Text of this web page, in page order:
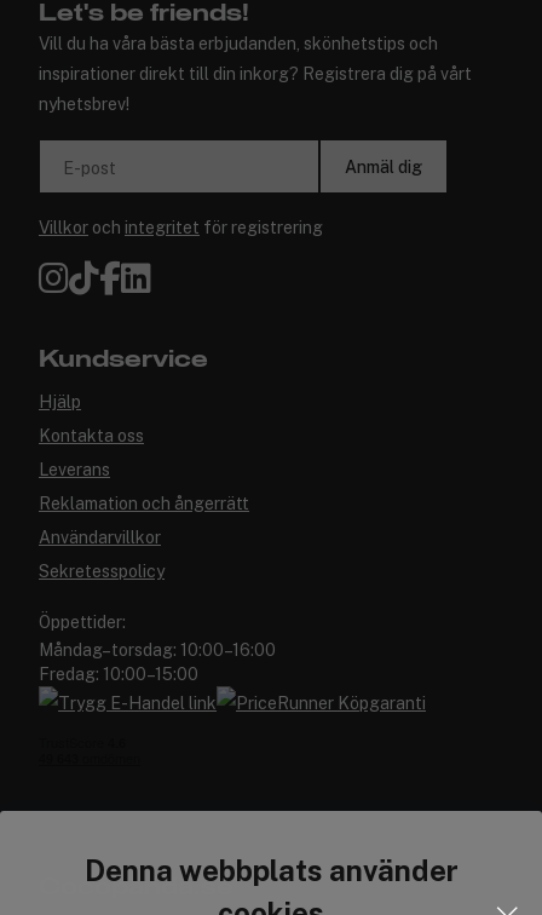
Denna webbplats använder
Let's be friends!
Vill du ha våra bästa erbjudanden, skönhetstips och
inspirationer direkt till din inkorg? Registrera dig på vårt
nyhetsbrev!
E-post Anmäl dig
Villkor och integritet för registrering
Kundservice
Hjälp
Kontakta oss
Leverans
Reklamation och ångerrätt
Användarvillkor
Sekretesspolicy
Öppettider:
Måndag–torsdag: 10:00–16:00
Fredag: 10:00–15:00
Cocopanda.se